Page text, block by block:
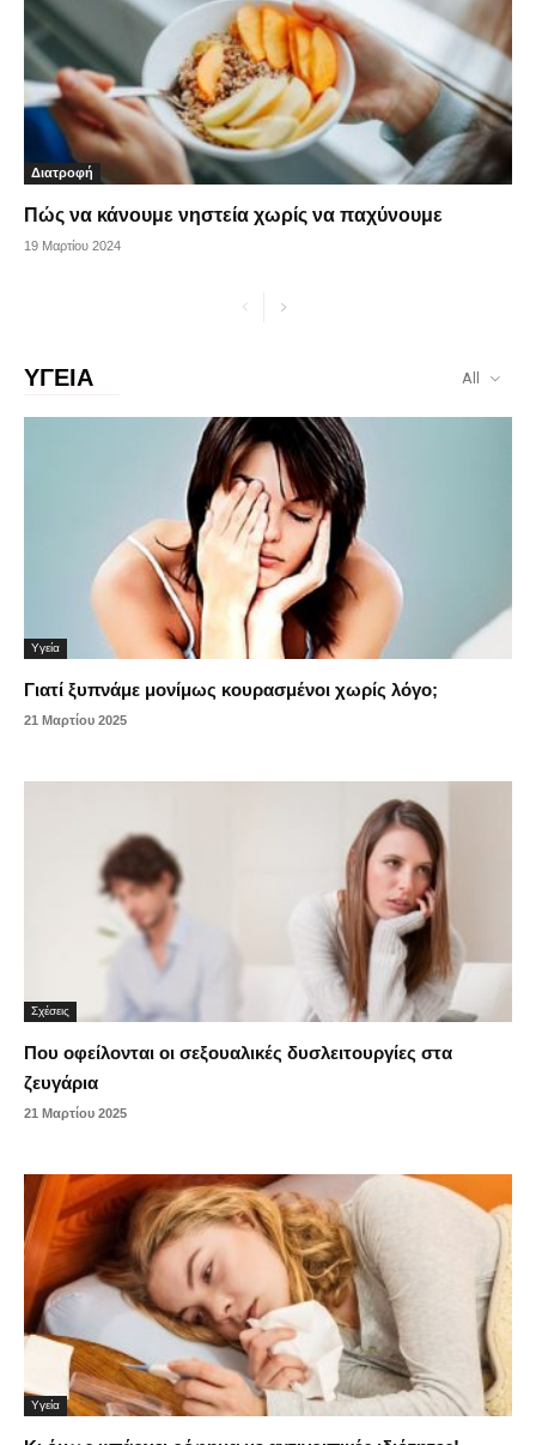
Διατροφή
Πώς να κάνουμε νηστεία χωρίς να παχύνουμε
19 Μαρτίου 2024
ΥΓΕΙΑ All
Υγεία
Γιατί ξυπνάμε μονίμως κουρασμένοι χωρίς λόγο;
21 Μαρτίου 2025
Σχέσεις
Που οφείλονται οι σεξουαλικές δυσλειτουργίες στα
ζευγάρια
21 Μαρτίου 2025
Υγεία